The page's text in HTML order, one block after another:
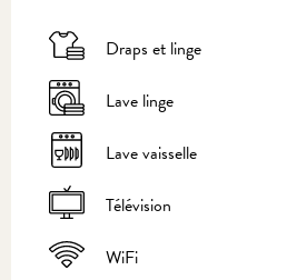
Draps et linge
Lave linge
Lave vaisselle
Télévision
WiFi